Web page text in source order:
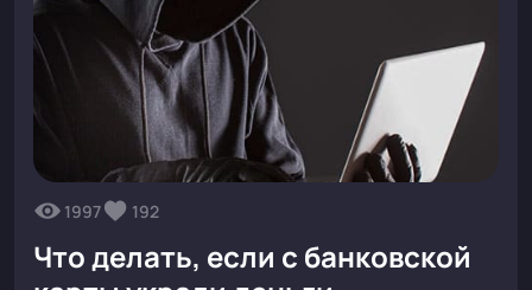
1997 192
Что делать, если с банковской